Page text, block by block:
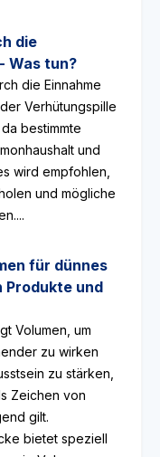
die
Was tun?
die Einnahme
Verhütungspille
bestimmte
und
wird empfohlen,
und mögliche
für dünnes
Produkte und
Volumen, um
zu wirken
zu stärken,
Zeichen von
gilt.
bietet speziell